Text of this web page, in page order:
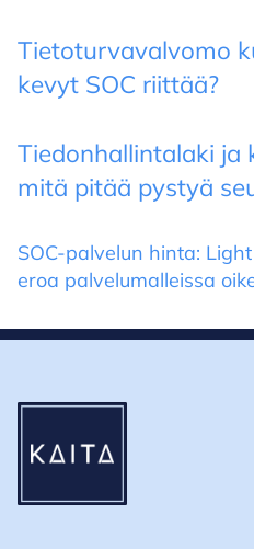
Tietoturvavalvomo
kevyt SOC riittää?
Tiedonhallintalaki ja
mitä pitää pystyä
SOC-palvelun hinta:
eroa palvelumalleissa